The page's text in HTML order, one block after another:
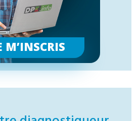
M’INSCRIS